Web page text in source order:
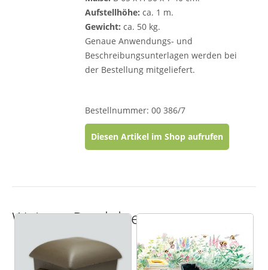
Aufstellhöhe: ca. 1 m.
Gewicht: ca. 50 kg.
Genaue Anwendungs- und
Beschreibungsunterlagen werden bei
der Bestellung mitgeliefert.
Bestellnummer: 00 386/7
Diesen Artikel im Shop aufrufen
Weitere Produkte